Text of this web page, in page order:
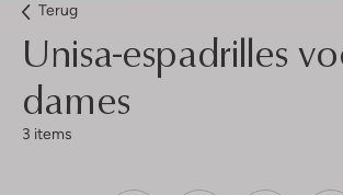
Terug
Unisa-espadrilles
dames
3 items